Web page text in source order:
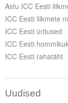
Astu ICC Eesti
ICC Eesti liikmete
ICC Eesti üritused
ICC Eesti
ICC Eesti rahatäht
Uudised